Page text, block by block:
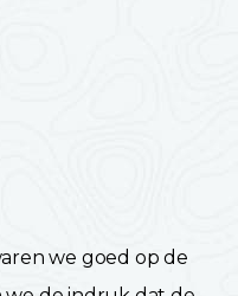
we goed op de